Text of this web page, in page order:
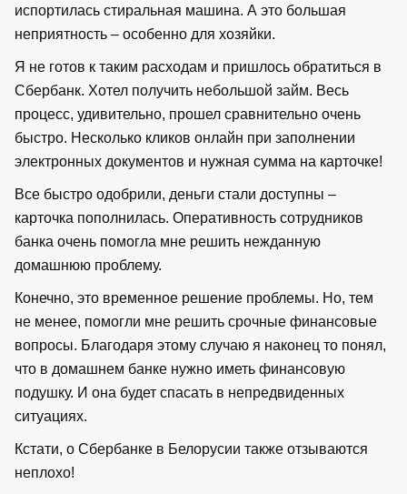
испортилась стиральная машина. А это большая
неприятность – особенно для хозяйки.
Я не готов к таким расходам и пришлось обратиться в
Сбербанк. Хотел получить небольшой займ. Весь
процесс, удивительно, прошел сравнительно очень
быстро. Несколько кликов онлайн при заполнении
электронных документов и нужная сумма на карточке!
Все быстро одобрили, деньги стали доступны –
карточка пополнилась. Оперативность сотрудников
банка очень помогла мне решить нежданную
домашнюю проблему.
Конечно, это временное решение проблемы. Но, тем
не менее, помогли мне решить срочные финансовые
вопросы. Благодаря этому случаю я наконец то понял,
что в домашнем банке нужно иметь финансовую
подушку. И она будет спасать в непредвиденных
ситуациях.
Кстати, о Сбербанке в Белорусии также отзываются
неплохо!